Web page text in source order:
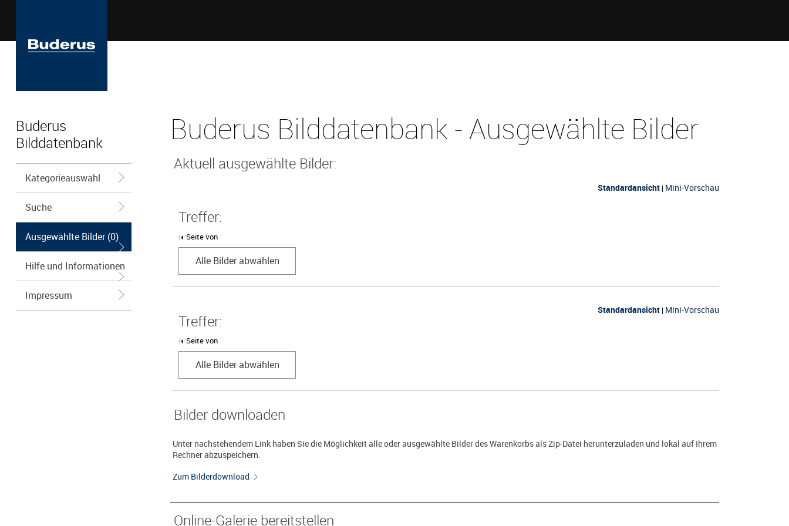
Buderus
Bilddatenbank
Kategorieauswahl
Suche
Ausgewählte Bilder (0)
Hilfe und Informationen
Impressum
Buderus Bilddatenbank - Ausgewählte Bilder
Aktuell ausgewählte Bilder:
Standardansicht | Mini-Vorschau
Treffer:
Seite von
Alle Bilder abwählen
Standardansicht | Mini-Vorschau
Treffer:
Seite von
Alle Bilder abwählen
Bilder downloaden
Unter nachstehendem Link haben Sie die Möglichkeit alle oder ausgewählte Bilder des Warenkorbs als Zip-Datei herunterzuladen und lokal auf Ihrem
Rechner abzuspeichern.
Zum Bilderdownload
Online-Galerie bereitstellen